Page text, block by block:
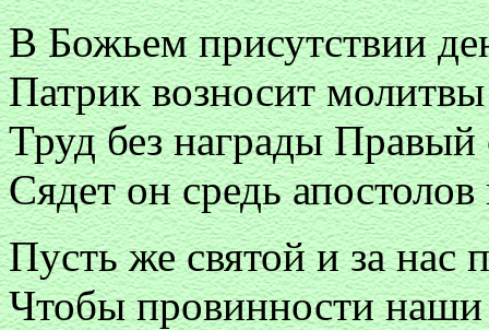
В Божьем присутствии
Патрик возносит
Труд без награды Правый
Сядет он средь апостолов
Пусть же святой и за нас
Чтобы провинности